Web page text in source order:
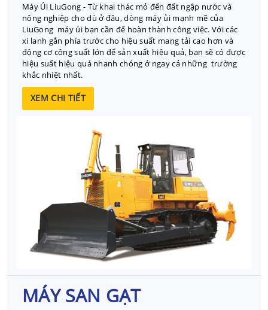
Máy Ủi LiuGong - Từ khai thác mỏ đến đất ngập nước và
nông nghiệp cho dù ở đâu, dòng máy ủi mạnh mẽ của
LiuGong máy ủi bạn cần để hoàn thành công việc. Với các
xi lanh gắn phía trước cho hiệu suất mang tải cao hơn và
động cơ công suất lớn để sản xuất hiệu quả, bạn sẽ có được
hiệu suất hiệu quả nhanh chóng ở ngay cả những trường
khắc nhiệt nhất.
XEM CHI TIẾT
MÁY SAN GẠT